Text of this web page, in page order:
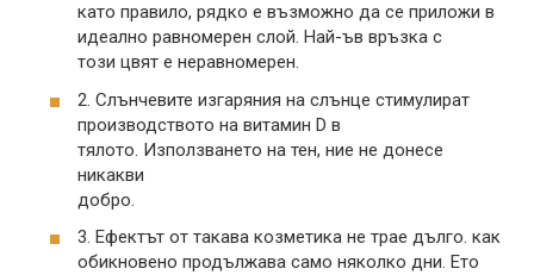
като правило, рядко е възможно да се приложи в
идеално равномерен слой. Най-ъв връзка с
този цвят е неравномерен.
2. Слънчевите изгаряния на слънце стимулират
производството на витамин D в
тялото. Използването на тен, ние не донесе
никакви
добро.
3. Ефектът от такава козметика не трае дълго. как
обикновено продължава само няколко дни. Ето